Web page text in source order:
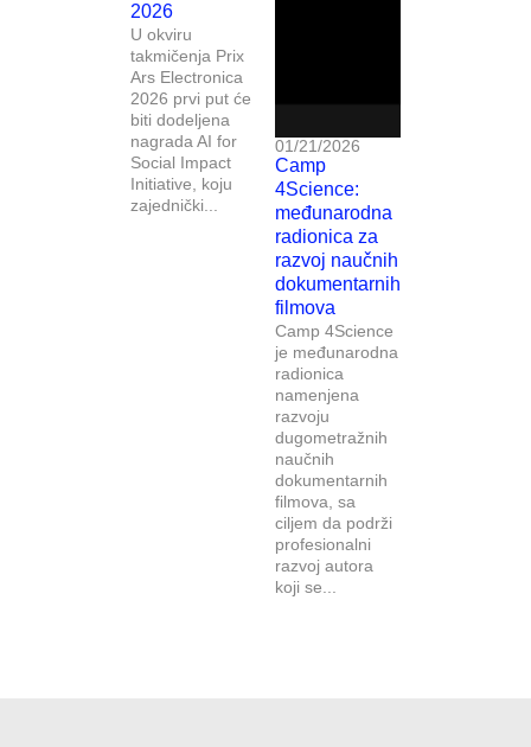
2026
U okviru
takmičenja Prix
Ars Electronica
2026 prvi put će
biti dodeljena
nagrada AI for
Social Impact
Initiative, koju
zajednički...
01/21/2026
Camp
4Science:
međunarodna
radionica za
razvoj naučnih
dokumentarnih
filmova
Camp 4Science
je međunarodna
radionica
namenjena
razvoju
dugometražnih
naučnih
dokumentarnih
filmova, sa
ciljem da podrži
profesionalni
razvoj autora
koji se...